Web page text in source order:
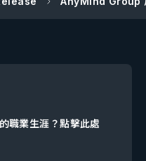
職業生涯？點擊此處